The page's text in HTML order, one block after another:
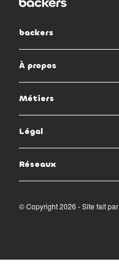
backers
À propos
Métiers
Légal
Réseaux
© Copyright 2026 - Site fait par